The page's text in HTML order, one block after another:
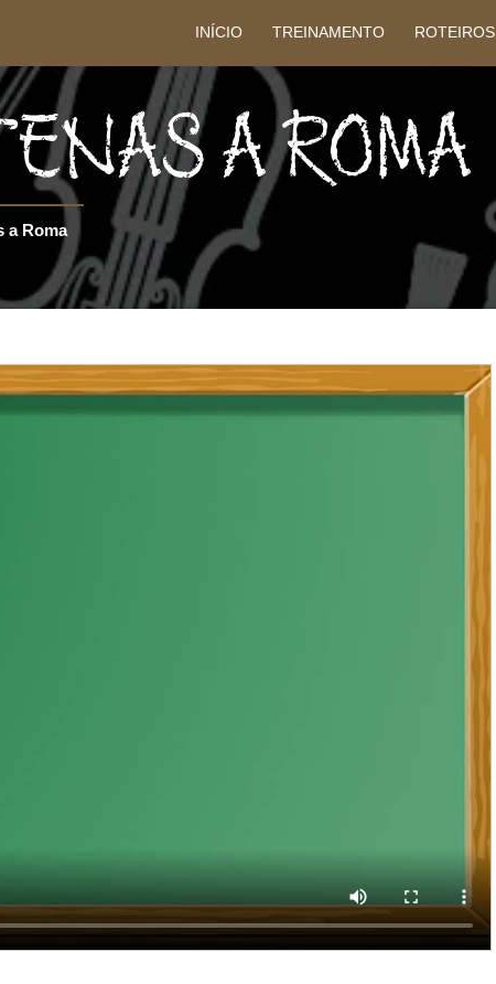
INÍCIO TREINAMENTO ROTEIROS
A ROMA
a Roma